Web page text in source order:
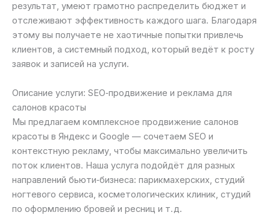
результат, умеют грамотно распределить бюджет и
отслеживают эффективность каждого шага. Благодаря
этому вы получаете не хаотичные попытки привлечь
клиентов, а системный подход, который ведёт к росту
заявок и записей на услуги.
Описание услуги: SEO‑продвижение и реклама для
салонов красоты
Мы предлагаем комплексное продвижение салонов
красоты в Яндекс и Google — сочетаем SEO и
контекстную рекламу, чтобы максимально увеличить
поток клиентов. Наша услуга подойдёт для разных
направлений бьюти‑бизнеса: парикмахерских, студий
ногтевого сервиса, косметологических клиник, студий
по оформлению бровей и ресниц и т. д.